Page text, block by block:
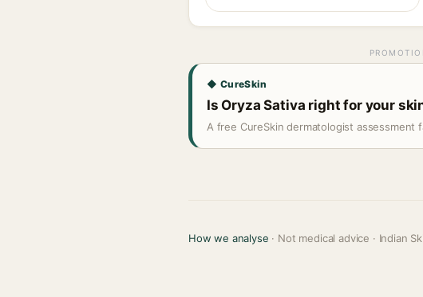
◆ CureSkin
Is Oryza Sativa right for your
A free CureSkin dermatologist assessment
How we analyse · Not medical advice · Indian